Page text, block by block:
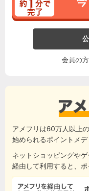
会員の
アメフリは60万人以上
始められるポイントメデ
ネットショッピングや
経由して利用すると、